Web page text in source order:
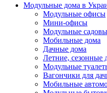
Модульные дома в
Модульные офисы
Мини-офисы
Модульные
Мобильные дома
Дачные дома
Летние, сезонные
Модульные
Вагончики для
Мобильные